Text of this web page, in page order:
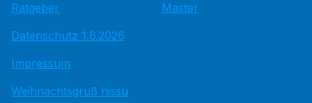
Ratgeber
Datenschutz 1.6.2026
Impressum
Weihnachtsgruß hissu
Master